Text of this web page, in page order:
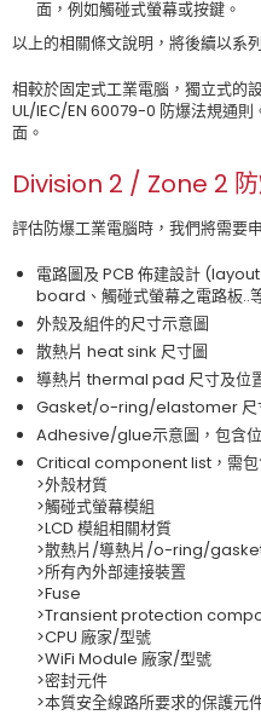
面，例如觸碰式螢幕或按鍵。
以上的相關條文說明，將後續以系
相較於固定式工業電腦，獨立式的
UL/IEC/EN 60079-0 防爆法規通則
面。
Division 2 / Zone 2
評估防爆工業電腦時，我們將需要
電路圖及 PCB 佈建設計
board、觸碰式螢幕之電路板..
外殼及組件的尺寸示意圖
散熱片 heat sink 尺寸圖
導熱片 thermal pad 尺寸及位
Gasket/o-ring/elastomer 尺
Adhesive/glue示意圖，包含
Critical component list，需包
>外殼材質
>觸碰式螢幕模組
>LCD 模組相關材質
>散熱片/導熱片/o-ring/
>所有內外部連接裝置
>Fuse
>Transient protection
>CPU 廠家/型號
>WiFi Module 廠家/型號
>密封元件
>本質安全線路所要求的保護